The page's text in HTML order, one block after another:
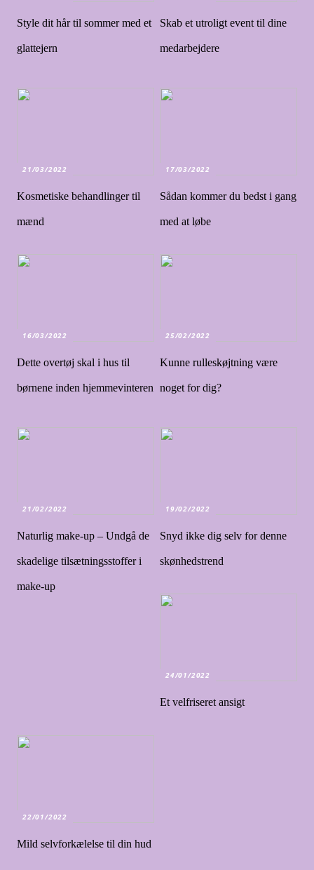
Style dit hår til sommer med et
glattejern
Skab et utroligt event til dine
medarbejdere
21/03/2022
Kosmetiske behandlinger til
mænd
17/03/2022
Sådan kommer du bedst i gang
med at løbe
16/03/2022
Dette overtøj skal i hus til
børnene inden hjemmevinteren
25/02/2022
Kunne rulleskøjtning være
noget for dig?
21/02/2022
Naturlig make-up – Undgå de
skadelige tilsætningsstoffer i
make-up
19/02/2022
Snyd ikke dig selv for denne
skønhedstrend
24/01/2022
Et velfriseret ansigt
22/01/2022
Mild selvforkælelse til din hud